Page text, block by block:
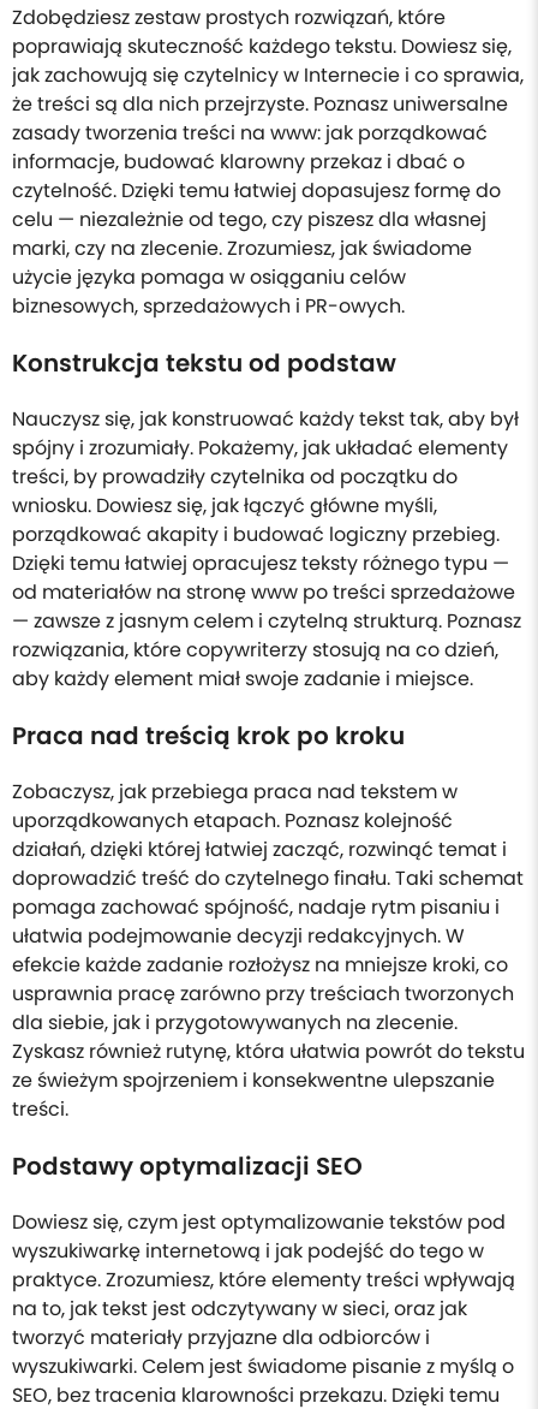
Zdobędziesz zestaw prostych rozwiązań, które
poprawiają skuteczność każdego tekstu. Dowiesz się,
jak zachowują się czytelnicy w Internecie i co sprawia,
że treści są dla nich przejrzyste. Poznasz uniwersalne
zasady tworzenia treści na www: jak porządkować
informacje, budować klarowny przekaz i dbać o
czytelność. Dzięki temu łatwiej dopasujesz formę do
celu — niezależnie od tego, czy piszesz dla własnej
marki, czy na zlecenie. Zrozumiesz, jak świadome
użycie języka pomaga w osiąganiu celów
biznesowych, sprzedażowych i PR-owych.
Konstrukcja tekstu od podstaw
Nauczysz się, jak konstruować każdy tekst tak, aby był
spójny i zrozumiały. Pokażemy, jak układać elementy
treści, by prowadziły czytelnika od początku do
wniosku. Dowiesz się, jak łączyć główne myśli,
porządkować akapity i budować logiczny przebieg.
Dzięki temu łatwiej opracujesz teksty różnego typu —
od materiałów na stronę www po treści sprzedażowe
— zawsze z jasnym celem i czytelną strukturą. Poznasz
rozwiązania, które copywriterzy stosują na co dzień,
aby każdy element miał swoje zadanie i miejsce.
Praca nad treścią krok po kroku
Zobaczysz, jak przebiega praca nad tekstem w
uporządkowanych etapach. Poznasz kolejność
działań, dzięki której łatwiej zacząć, rozwinąć temat i
doprowadzić treść do czytelnego finału. Taki schemat
pomaga zachować spójność, nadaje rytm pisaniu i
ułatwia podejmowanie decyzji redakcyjnych. W
efekcie każde zadanie rozłożysz na mniejsze kroki, co
usprawnia pracę zarówno przy treściach tworzonych
dla siebie, jak i przygotowywanych na zlecenie.
Zyskasz również rutynę, która ułatwia powrót do tekstu
ze świeżym spojrzeniem i konsekwentne ulepszanie
treści.
Podstawy optymalizacji SEO
Dowiesz się, czym jest optymalizowanie tekstów pod
wyszukiwarkę internetową i jak podejść do tego w
praktyce. Zrozumiesz, które elementy treści wpływają
na to, jak tekst jest odczytywany w sieci, oraz jak
tworzyć materiały przyjazne dla odbiorców i
wyszukiwarki. Celem jest świadome pisanie z myślą o
SEO, bez tracenia klarowności przekazu. Dzięki temu